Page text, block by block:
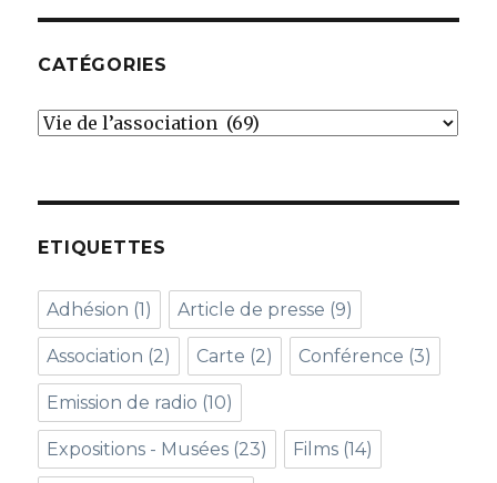
CATÉGORIES
Catégories
ETIQUETTES
Adhésion (1) Article de presse (9)
Association (2) Carte (2) Conférence (3)
Emission de radio (10)
Expositions - Musées (23) Films (14)